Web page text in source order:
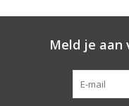
De druiven ondergaan
op lage temperatuur
vergisting wordt bij 5%
Meld je aan